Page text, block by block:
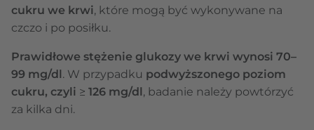
cukru we krwi, które mogą być wykonywane na
czczo i po posiłku.
Prawidłowe stężenie glukozy we krwi wynosi 70–
99 mg/dl. W przypadku podwyższonego poziom
cukru, czyli ≥ 126 mg/dl, badanie należy powtórzyć
za kilka dni.